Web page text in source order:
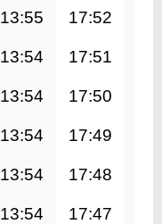
13:55 17:52
13:54 17:51
13:54 17:50
13:54 17:49
13:54 17:48
13:54 17:47